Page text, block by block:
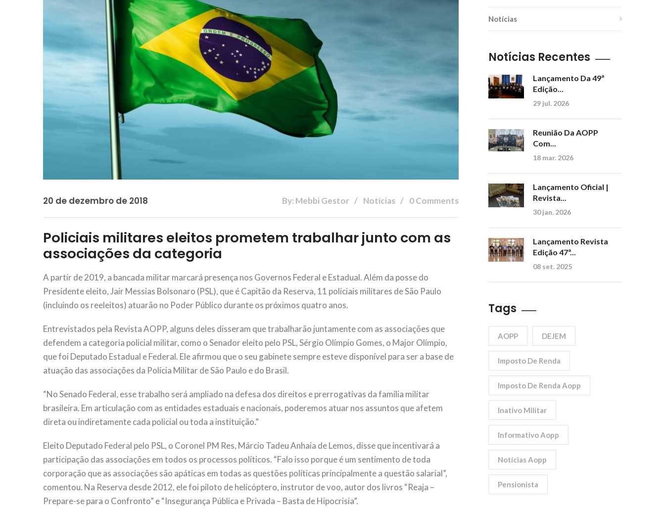
20 de dezembro de 2018 By: Mebbi Gestor Notícias 0 Comments
Policiais militares eleitos prometem trabalhar junto com as
associações da categoria
A partir de 2019, a bancada militar marcará presença nos Governos Federal e Estadual. Além da posse do
Presidente eleito, Jair Messias Bolsonaro (PSL), que é Capitão da Reserva, 11 policiais militares de São Paulo
(incluindo os reeleitos) atuarão no Poder Público durante os próximos quatro anos.
Entrevistados pela Revista AOPP, alguns deles disseram que trabalharão juntamente com as associações que
defendem a categoria policial militar, como o Senador eleito pelo PSL, Sérgio Olímpio Gomes, o Major Olímpio,
que foi Deputado Estadual e Federal. Ele afirmou que o seu gabinete sempre esteve disponível para ser a base de
atuação das associações da Polícia Militar de São Paulo e do Brasil.
“No Senado Federal, esse trabalho será ampliado na defesa dos direitos e prerrogativas da família militar
brasileira. Em articulação com as entidades estaduais e nacionais, poderemos atuar nos assuntos que afetem
direta ou indiretamente cada policial ou toda a instituição.”
Eleito Deputado Federal pelo PSL, o Coronel PM Res, Márcio Tadeu Anhaia de Lemos, disse que incentivará a
participação das associações em todos os processos políticos. “Falo isso porque é um sentimento de toda
corporação que as associações são apáticas em todas as questões políticas principalmente a questão salarial”,
comentou. Na Reserva desde 2012, ele foi piloto de helicóptero, instrutor de voo, autor dos livros “Reaja –
Prepare-se para o Confronto” e “Insegurança Pública e Privada – Basta de Hipocrisia”.
Notícias
Notícias Recentes
Lançamento Da 49ª
Edição...
29 jul. 2026
Reunião Da AOPP
Com...
18 mar. 2026
Lançamento Oficial |
Revista...
30 jan. 2026
Lançamento Revista
Edição 47ª...
08 set. 2025
Tags
AOPP DEJEM
Imposto De Renda
Imposto De Renda Aopp
Inativo Militar
Informativo Aopp
Notícias Aopp
Pensionista